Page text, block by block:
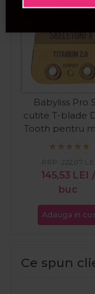
Pret
Babyliss Pro
cutite T-blade
Tooth pentru
de contur -
145,53 LEI /
buc
PRP: 222,07 LEI
Adauga in
Ce spun